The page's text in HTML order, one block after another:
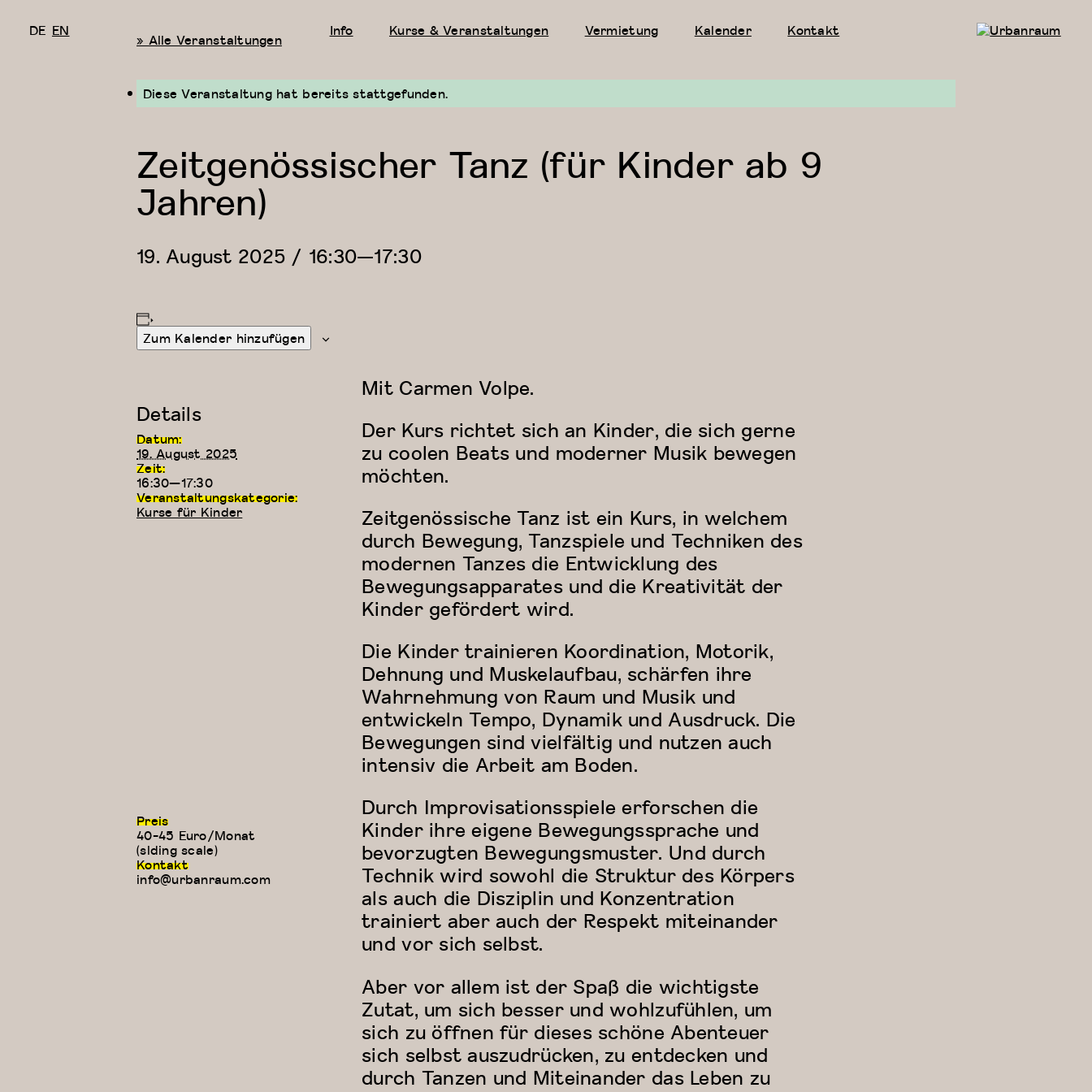
Info Kurse & Veranstaltungen Vermietung Kalender Kontakt
DE EN « Alle Veranstaltungen
Diese Veranstaltung hat bereits stattgefunden.
Zeitgenössischer Tanz (für Kinder ab 9
Jahren)
19. August 2025 / 16:30—17:30
Mit Carmen Volpe.
Der Kurs richtet sich an Kinder, die sich gerne
zu coolen Beats und moderner Musik bewegen
möchten.
Zeitgenössische Tanz ist ein Kurs, in welchem
durch Bewegung, Tanzspiele und Techniken des
modernen Tanzes die Entwicklung des
Bewegungsapparates und die Kreativität der
Kinder gefördert wird.
Die Kinder trainieren Koordination, Motorik,
Dehnung und Muskelaufbau, schärfen ihre
Wahrnehmung von Raum und Musik und
entwickeln Tempo, Dynamik und Ausdruck. Die
Bewegungen sind vielfältig und nutzen auch
intensiv die Arbeit am Boden.
Durch Improvisationsspiele erforschen die
Kinder ihre eigene Bewegungssprache und
bevorzugten Bewegungsmuster. Und durch
Technik wird sowohl die Struktur des Körpers
als auch die Disziplin und Konzentration
trainiert aber auch der Respekt miteinander
und vor sich selbst.
Aber vor allem ist der Spaß die wichtigste
Zutat, um sich besser und wohlzufühlen, um
sich zu öffnen für dieses schöne Abenteuer
sich selbst auszudrücken, zu entdecken und
durch Tanzen und Miteinander das Leben zu
Zum Kalender hinzufügen
Details
Datum:
19. August 2025
Zeit:
16:30—17:30
Veranstaltungskategorie:
Kurse für Kinder
Preis
40-45 Euro/Monat
(slding scale)
Kontakt
info@urbanraum.com